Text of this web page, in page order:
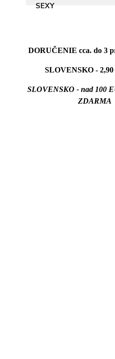
DORUČENIE cca. do 3
SLOVENSKO - 2,90
SLOVENSKO - nad 100
ZDARMA